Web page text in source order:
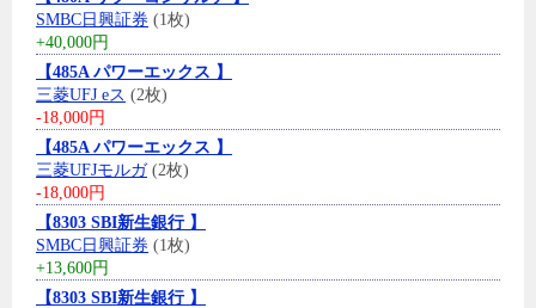
SMBC日興証券 (1枚)
+40,000円
【485A パワーエックス 】
三菱UFJ eス (2枚)
-18,000円
【485A パワーエックス 】
三菱UFJモルガ(2枚)
-18,000円
【8303 SBI新生銀行 】
SMBC日興証券 (1枚)
+13,600円
【8303 SBI新生銀行 】